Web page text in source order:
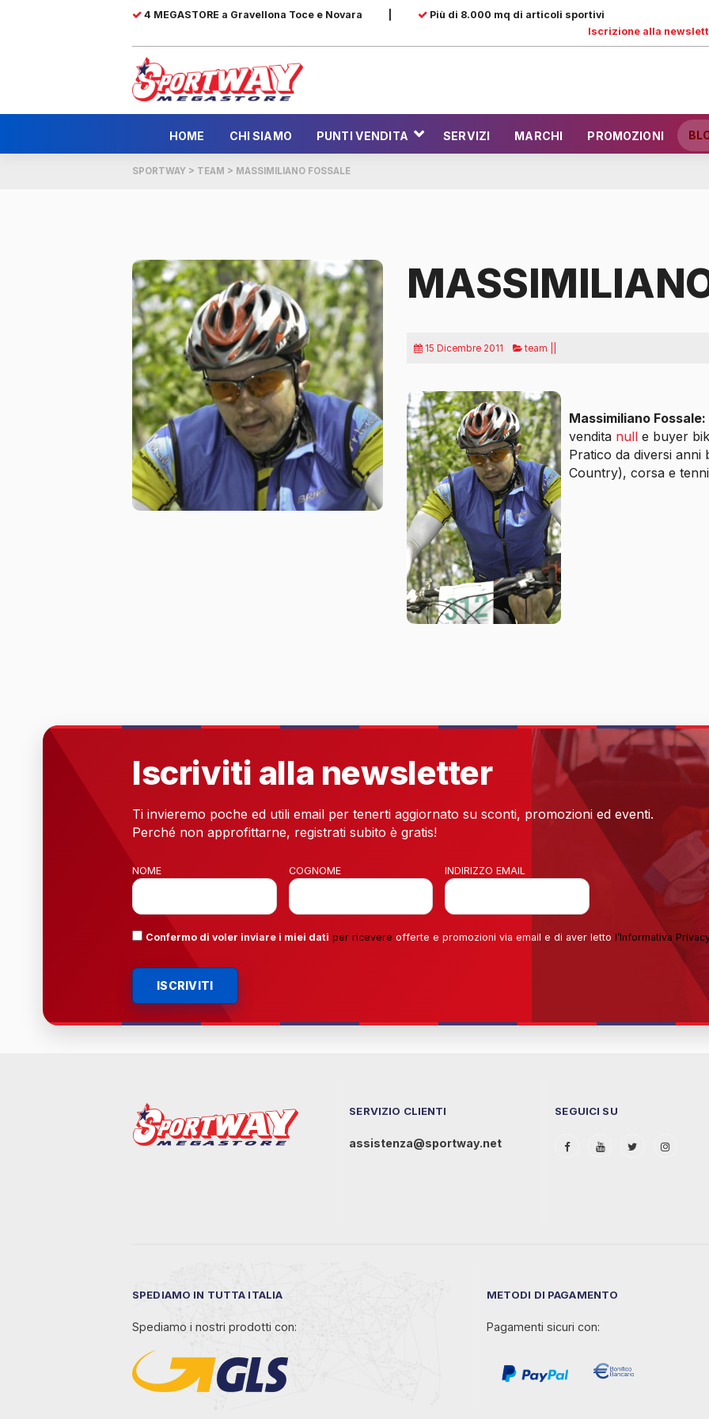
4 MEGASTORE a Gravellona Toce e Novara
Più di 8.000 mq di articoli sportivi
Iscrizione alla
HOME CHI SIAMO PUNTI VENDITA SERVIZI MARCHI PROMOZIONI
SPORTWAY > TEAM > MASSIMILIANO FOSSALE
15 Dicembre 2011 team ||
Massimiliano Fossale:
vendita nulle buyer
Pratico da diversi anni
Country), corsa e
Iscriviti alla newsletter
Ti invieremo poche ed utili email per tenerti aggiornato su sconti, promozioni ed eventi.
Perché non approfittarne, registrati subito è gratis!
NOME COGNOME INDIRIZZO EMAIL
Confermo di voler inviare i miei dati per ricevere offerte e promozioni via email e di aver letto l’Informativa Privacy
ISCRIVITI
SERVIZIO CLIENTI
assistenza@sportway.net
SEGUICI SU
SPEDIAMO IN TUTTA ITALIA
Spediamo i nostri prodotti con:
METODI DI PAGAMENTO
Pagamenti sicuri con: